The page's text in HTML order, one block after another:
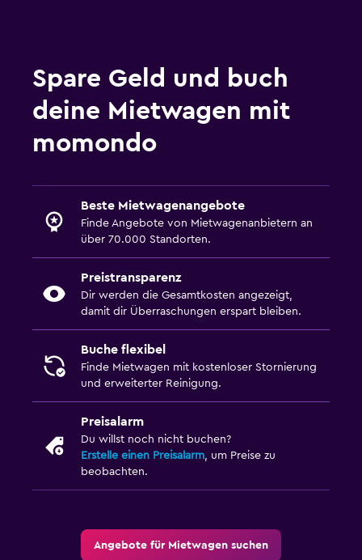
Spare Geld und buch
deine Mietwagen mit
momondo
Beste Mietwagenangebote
Finde Angebote von Mietwagenanbietern an
über 70.000 Standorten.
Preistransparenz
Dir werden die Gesamtkosten angezeigt,
damit dir Überraschungen erspart bleiben.
Buche flexibel
Finde Mietwagen mit kostenloser Stornierung
und erweiterter Reinigung.
Preisalarm
Du willst noch nicht buchen?
Erstelle einen Preisalarm, um Preise zu
beobachten.
Angebote für Mietwagen suchen